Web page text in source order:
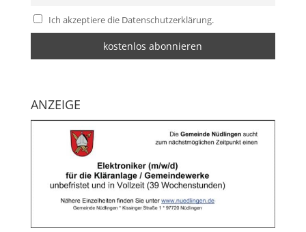
Ich akzeptiere die Datenschutzerklärung.
ANZEIGE